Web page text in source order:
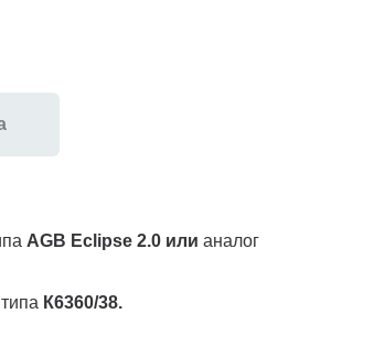
AGB Eclipse 2.0 или аналог
К6360/38.